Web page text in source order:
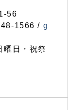
56
1566 / g
日・祝祭